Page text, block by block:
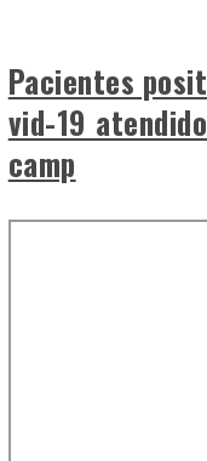
Pacientes
vid-19
camp